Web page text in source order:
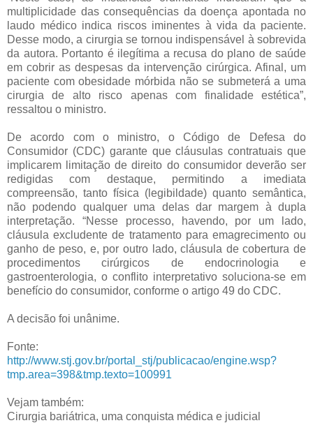
multiplicidade das consequências da doença apontada no
laudo médico indica riscos iminentes à vida da paciente.
Desse modo, a cirurgia se tornou indispensável à sobrevida
da autora. Portanto é ilegítima a recusa do plano de saúde
em cobrir as despesas da intervenção cirúrgica. Afinal, um
paciente com obesidade mórbida não se submeterá a uma
cirurgia de alto risco apenas com finalidade estética”,
ressaltou o ministro.
De acordo com o ministro, o Código de Defesa do
Consumidor (CDC) garante que cláusulas contratuais que
implicarem limitação de direito do consumidor deverão ser
redigidas com destaque, permitindo a imediata
compreensão, tanto física (legibildade) quanto semântica,
não podendo qualquer uma delas dar margem à dupla
interpretação. “Nesse processo, havendo, por um lado,
cláusula excludente de tratamento para emagrecimento ou
ganho de peso, e, por outro lado, cláusula de cobertura de
procedimentos cirúrgicos de endocrinologia e
gastroenterologia, o conflito interpretativo soluciona-se em
benefício do consumidor, conforme o artigo 49 do CDC.
A decisão foi unânime.
Fonte:
http://www.stj.gov.br/portal_stj/publicacao/engine.wsp?
tmp.area=398&tmp.texto=100991
Vejam também:
Cirurgia bariátrica, uma conquista médica e judicial